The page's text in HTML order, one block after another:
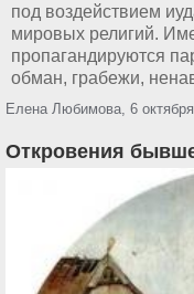
под воздействием
мировых религий.
пропагандируются
обман, грабежи,
Елена Любимова, 6
Откровения